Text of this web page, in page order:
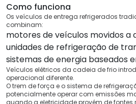
Como funciona
Os veículos de entrega refrigerados
combinam:
motores de veículos movidos a
unidades de refrigeração de
sistemas de energia baseados
Veículos elétricos da cadeia de frio
operacional diferente.
O trem de força e o sistema de
potencialmente operar com emissões
quando a eletricidade provém de fontes